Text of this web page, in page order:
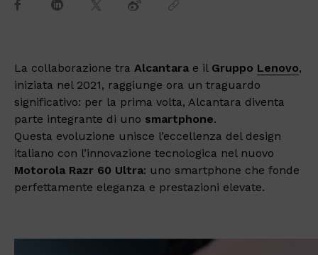
La collaborazione tra Alcantara e il Gruppo Lenovo,
iniziata nel 2021, raggiunge ora un traguardo
significativo: per la prima volta, Alcantara diventa
parte integrante di uno smartphone.
Questa evoluzione unisce l’eccellenza del design
italiano con l’innovazione tecnologica nel nuovo
Motorola Razr 60 Ultra: uno smartphone che fonde
perfettamente eleganza e prestazioni elevate.